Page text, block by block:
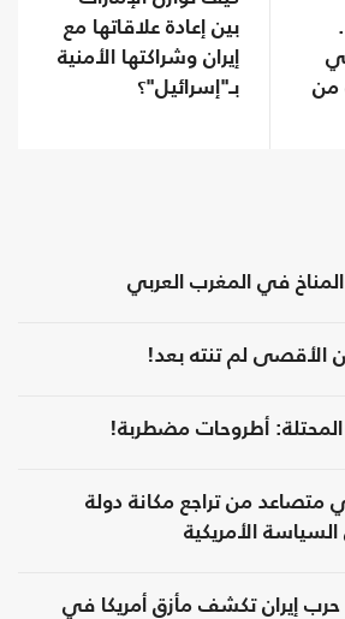
من
بين إعادة علاقاتها مع
إيران وشراكتها الأمنية
بـ"إسرائيل"؟
في المغرب العربي
الأقصى لم تنته بعد!
أطروحات مضطربة!
متصاعد من تراجع مكانة دولة
السياسة الأمريكية
حرب إيران تكشف مأزق أمريكا في